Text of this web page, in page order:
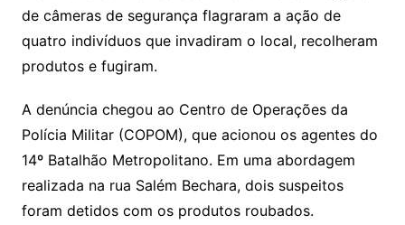
de câmeras de segurança flagraram a ação de
quatro indivíduos que invadiram o local, recolheram
produtos e fugiram.
A denúncia chegou ao Centro de Operações da
Polícia Militar (COPOM), que acionou os agentes do
14º Batalhão Metropolitano. Em uma abordagem
realizada na rua Salém Bechara, dois suspeitos
foram detidos com os produtos roubados.